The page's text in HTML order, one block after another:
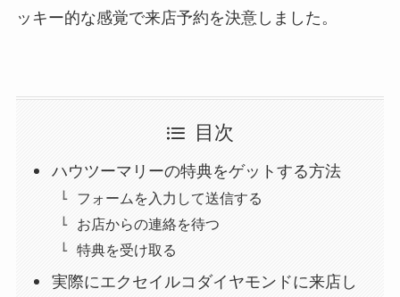
ッキー的な感覚で来店予約を決意しました。
目次
ハウツーマリーの特典をゲットする方法
フォームを入力して送信する
お店からの連絡を待つ
特典を受け取る
実際にエクセイルコダイヤモンドに来店し